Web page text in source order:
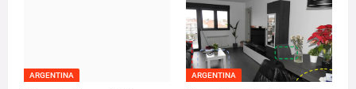
ARGENTINA ARGENTINA